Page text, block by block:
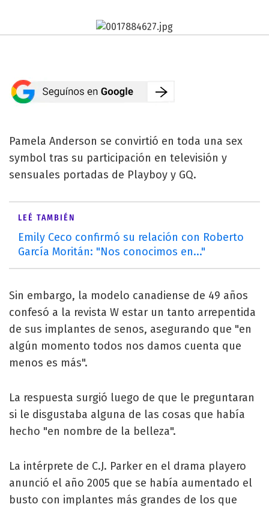
Pamela Anderson se convirtió en toda una sex
symbol tras su participación en televisión y
sensuales portadas de Playboy y GQ.
LEÉ TAMBIÉN
Emily Ceco confirmó su relación con Roberto
García Moritán: "Nos conocimos en..."
Sin embargo, la modelo canadiense de 49 años
confesó a la revista W estar un tanto arrepentida
de sus implantes de senos, asegurando que "en
algún momento todos nos damos cuenta que
menos es más".
La respuesta surgió luego de que le preguntaran
si le disgustaba alguna de las cosas que había
hecho "en nombre de la belleza".
La intérprete de C.J. Parker en el drama playero
anunció el año 2005 que se había aumentado el
busto con implantes más grandes de los que